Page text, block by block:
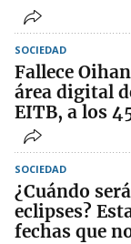
SOCIEDAD
Fallece
área digital
EITB, a los
SOCIEDAD
¿Cuándo
eclipses?
fechas que